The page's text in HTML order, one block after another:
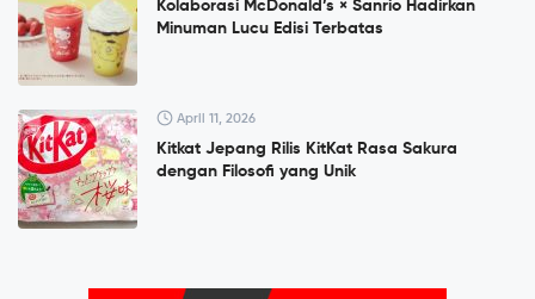
Kolaborasi McDonald’s × Sanrio Hadirkan
Minuman Lucu Edisi Terbatas
April 11, 2026
Kitkat Jepang Rilis KitKat Rasa Sakura
dengan Filosofi yang Unik